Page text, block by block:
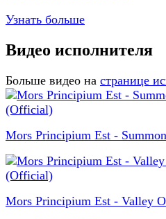
Узнать больше
Видео исполнителя
Больше видео на странице
Mors Principium Est -
Mors Principium Est - Valley